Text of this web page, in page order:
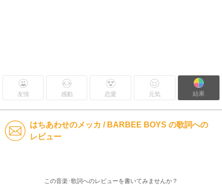
友情 感動 恋愛 元気 結果
はちあわせのメッカ / BARBEE BOYS の歌詞への
レビュー
この音楽･歌詞へのレビューを書いてみませんか？